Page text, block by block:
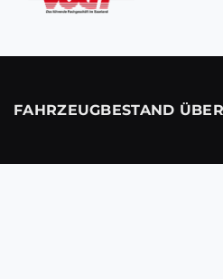
FAHRZEUGBESTAND